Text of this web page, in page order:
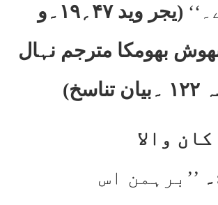
(یجر وید ۴۷؍۱۹۔و
بھومکا مترجم نہال
والا
’’برہمن اس